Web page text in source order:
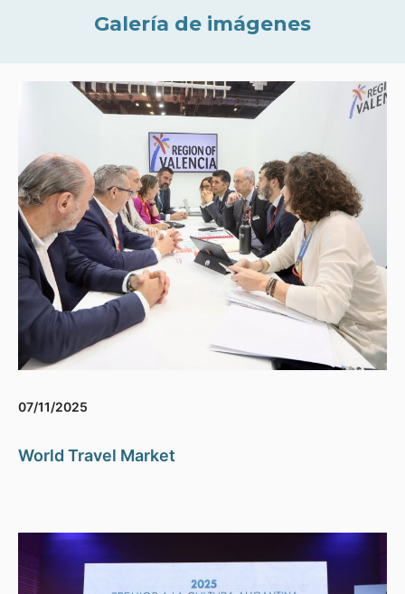
Galería de imágenes
07/11/2025
World Travel Market